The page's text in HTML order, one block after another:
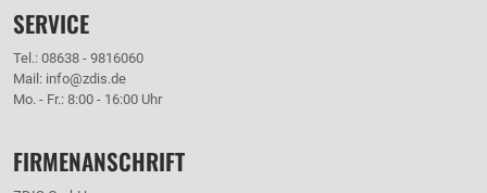
SERVICE
Tel.: 08638 - 9816060
Mail: info@zdis.de
Mo. - Fr.: 8:00 - 16:00 Uhr
FIRMENANSCHRIFT